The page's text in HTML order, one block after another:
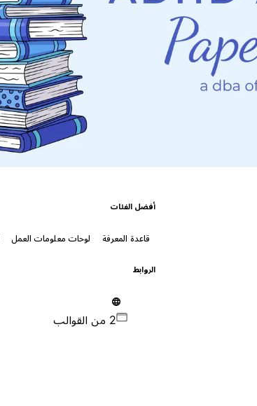
أفضل الفئات
قاعدة المعرفة لوحات معلومات العمل
الروابط
2 من القوالب